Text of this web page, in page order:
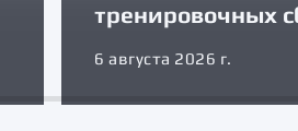
тренировочных
6 августа 2026 г.